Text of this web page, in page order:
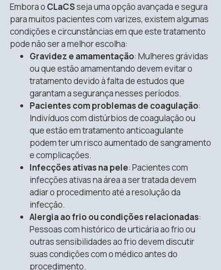
Embora o CLaCSseja uma opção avançada e segura
para muitos pacientes com varizes, existem algumas
condições e circunstâncias em que este tratamento
pode não ser a melhor escolha:
Gravidez e amamentação: Mulheres grávidas
ou que estão amamentando devem evitar o
tratamento devido à falta de estudos que
garantam a segurança nesses períodos.
Pacientes com problemas de coagulação:
Indivíduos com distúrbios de coagulação ou
que estão em tratamento anticoagulante
podem ter um risco aumentado de sangramento
e complicações.
Infecções ativas na pele: Pacientes com
infecções ativas na área a ser tratada devem
adiar o procedimento até a resolução da
infecção.
Alergia ao frio ou condições relacionadas:
Pessoas com histórico de urticária ao frio ou
outras sensibilidades ao frio devem discutir
suas condições com o médico antes do
procedimento.